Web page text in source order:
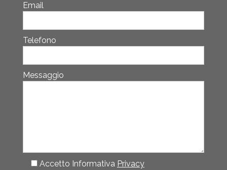
Email
Telefono
Messaggio
Accetto Informativa Privacy